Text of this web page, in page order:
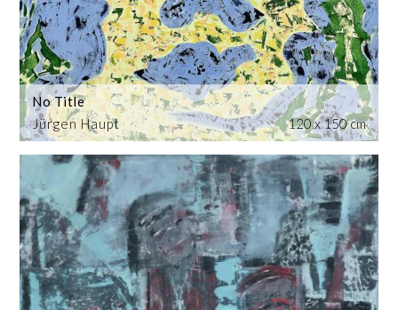
Jürgen Haupt
No Title
120 x 150 cm